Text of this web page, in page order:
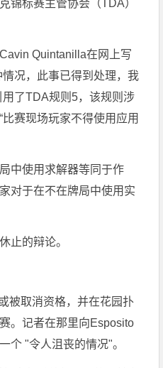
锦标赛主管协会（TDA）
Quintanilla在网上写
况，此事已得到处理，我
了TDA规则5，该规则涉
赛现场玩家不得使用应用
中使用求解器等同于作
对于在不在牌局中使用实
止的辩论。
被取消资格，并在花园扑
。记者在那里向Esposito
个 "令人沮丧的情况"。